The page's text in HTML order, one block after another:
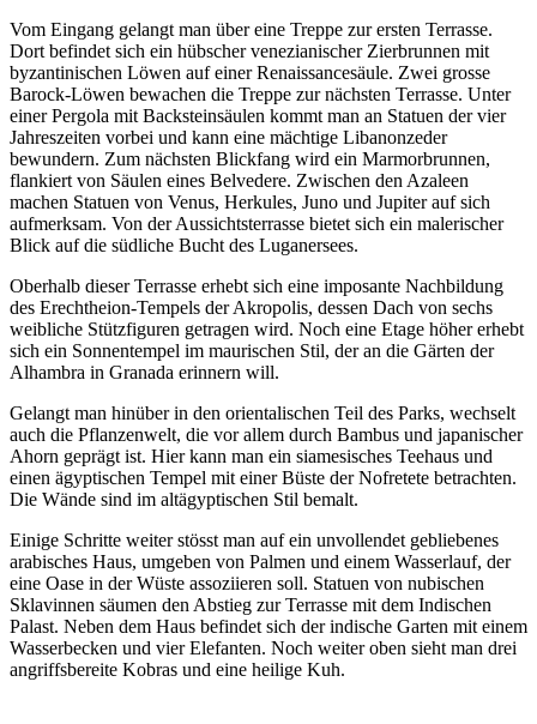
Vom Eingang gelangt man über eine Treppe zur ersten Terrasse.
Dort befindet sich ein hübscher venezianischer Zierbrunnen mit
byzantinischen Löwen auf einer Renaissancesäule. Zwei grosse
Barock-Löwen bewachen die Treppe zur nächsten Terrasse. Unter
einer Pergola mit Backsteinsäulen kommt man an Statuen der vier
Jahreszeiten vorbei und kann eine mächtige Libanonzeder
bewundern. Zum nächsten Blickfang wird ein Marmorbrunnen,
flankiert von Säulen eines Belvedere. Zwischen den Azaleen
machen Statuen von Venus, Herkules, Juno und Jupiter auf sich
aufmerksam. Von der Aussichtsterrasse bietet sich ein malerischer
Blick auf die südliche Bucht des Luganersees.
Oberhalb dieser Terrasse erhebt sich eine imposante Nachbildung
des Erechtheion-Tempels der Akropolis, dessen Dach von sechs
weibliche Stützfiguren getragen wird. Noch eine Etage höher erhebt
sich ein Sonnentempel im maurischen Stil, der an die Gärten der
Alhambra in Granada erinnern will.
Gelangt man hinüber in den orientalischen Teil des Parks, wechselt
auch die Pflanzenwelt, die vor allem durch Bambus und japanischer
Ahorn geprägt ist. Hier kann man ein siamesisches Teehaus und
einen ägyptischen Tempel mit einer Büste der Nofretete betrachten.
Die Wände sind im altägyptischen Stil bemalt.
Einige Schritte weiter stösst man auf ein unvollendet gebliebenes
arabisches Haus, umgeben von Palmen und einem Wasserlauf, der
eine Oase in der Wüste assoziieren soll. Statuen von nubischen
Sklavinnen säumen den Abstieg zur Terrasse mit dem Indischen
Palast. Neben dem Haus befindet sich der indische Garten mit einem
Wasserbecken und vier Elefanten. Noch weiter oben sieht man drei
angriffsbereite Kobras und eine heilige Kuh.